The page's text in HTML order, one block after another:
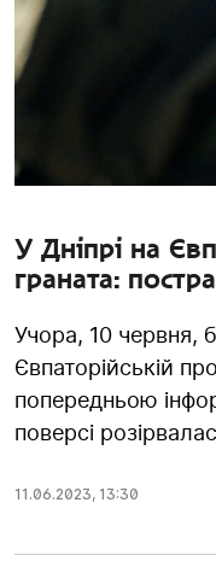
У Дніпрі на
граната:
Учора, 10 червня,
Євпаторійській
попередньою
поверсі
11.06.2023, 13:30